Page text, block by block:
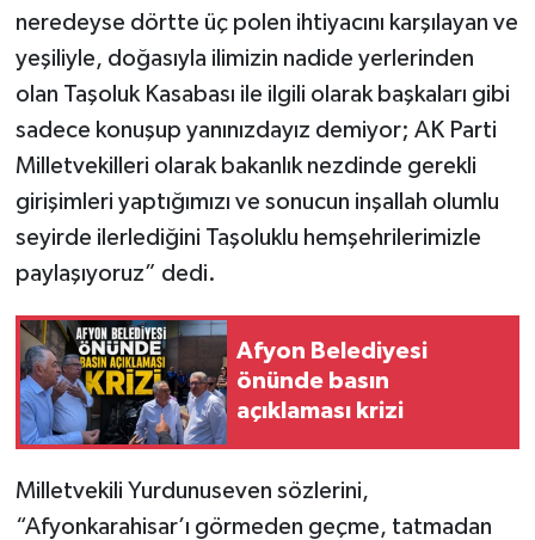
neredeyse dörtte üç polen ihtiyacını karşılayan ve
yeşiliyle, doğasıyla ilimizin nadide yerlerinden
olan Taşoluk Kasabası ile ilgili olarak başkaları gibi
sadece konuşup yanınızdayız demiyor; AK Parti
Milletvekilleri olarak bakanlık nezdinde gerekli
girişimleri yaptığımızı ve sonucun inşallah olumlu
seyirde ilerlediğini Taşoluklu hemşehrilerimizle
paylaşıyoruz” dedi.
Afyon Belediyesi
önünde basın
açıklaması krizi
Milletvekili Yurdunuseven sözlerini,
“Afyonkarahisar’ı görmeden geçme, tatmadan